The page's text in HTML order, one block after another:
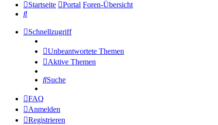
Startseite Portal Foren-Übersicht
Suche
Schnellzugriff
Unbeantwortete Themen
Aktive Themen
Suche
FAQ
Anmelden
Registrieren